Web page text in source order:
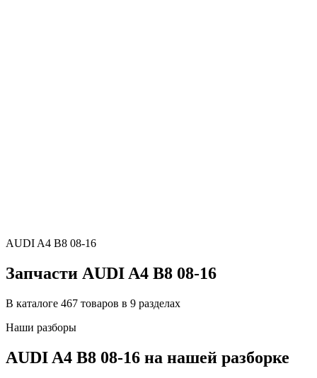
AUDI A4 B8 08-16
Запчасти AUDI A4 B8 08-16
В каталоге 467 товаров в 9 разделах
Наши разборы
AUDI A4 B8 08-16 на нашей разборке